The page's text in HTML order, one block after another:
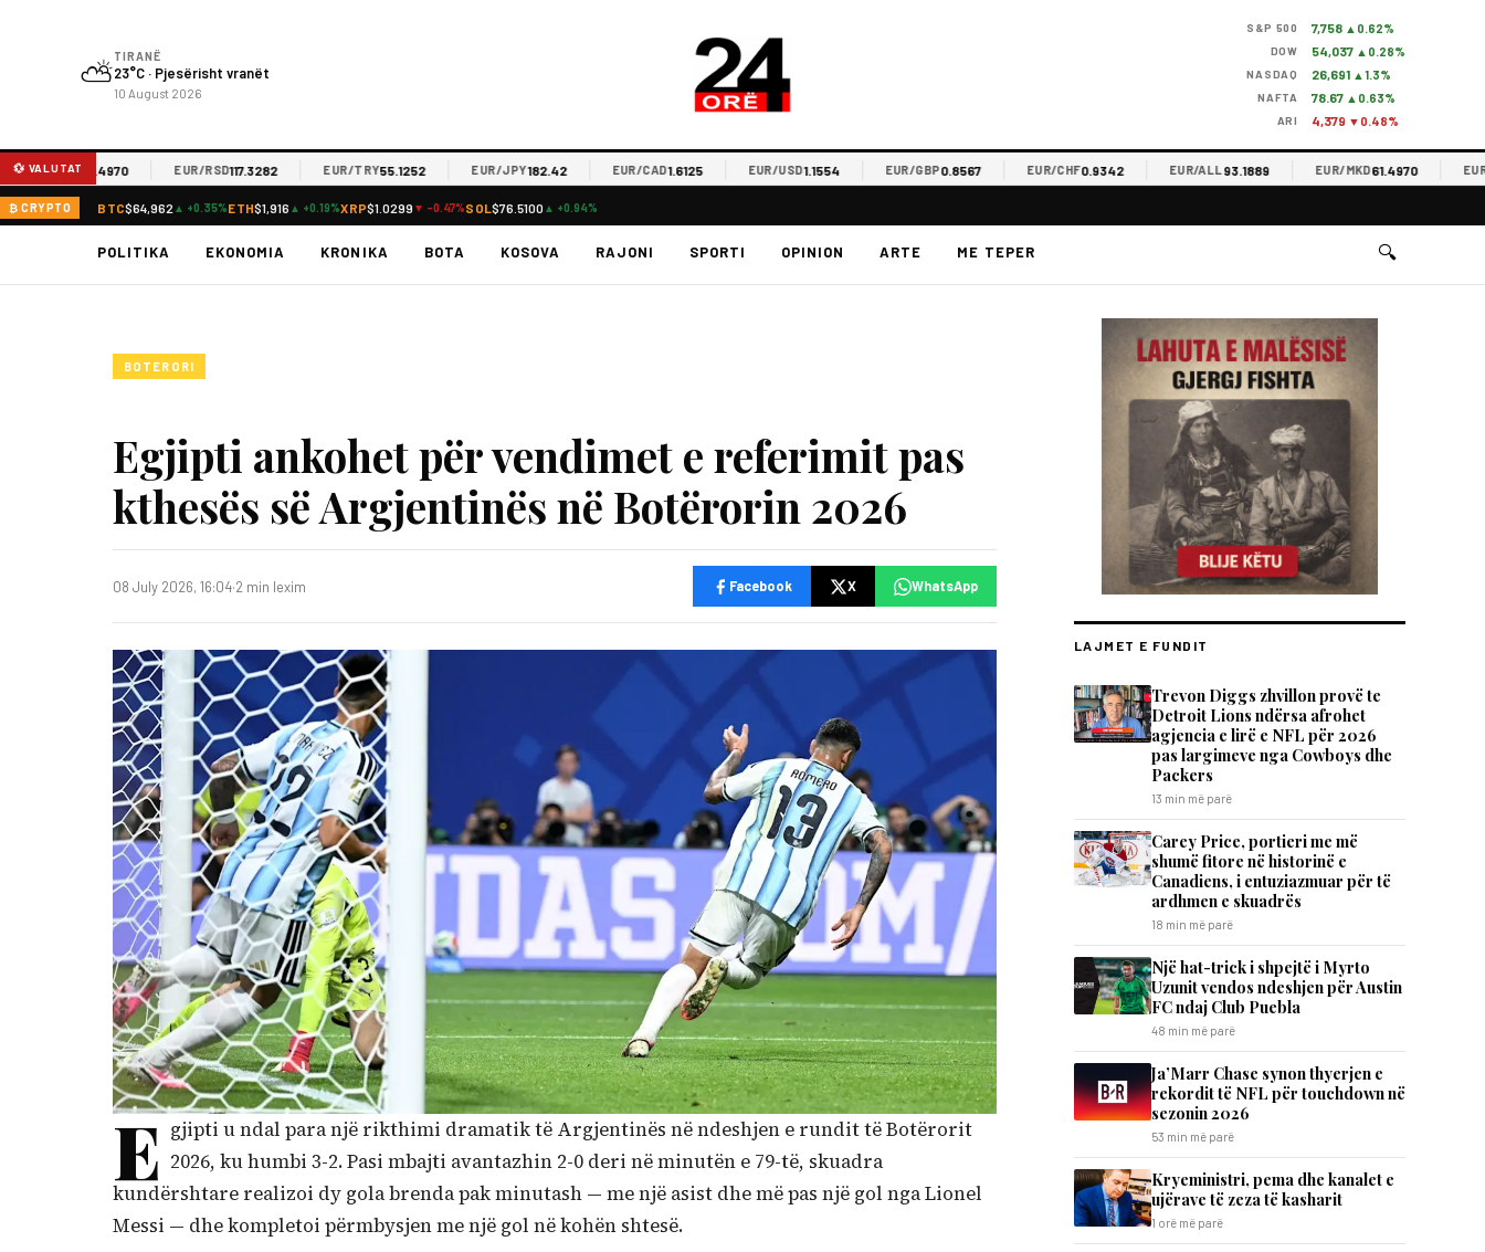
⛅TIRANË
23°C · Pjesërisht vranët
10 August 2026
S&P 500 7,758 ▲0.62%
DOW 54,037 ▲0.28%
NASDAQ 26,691 ▲1.3%
NAFTA 78.67 ▲0.63%
ARI 4,379 ▼0.48%
💱 VALUTAT
MKD61.4970 EUR/RSD117.3282 EUR/TRY55.1252 EUR/JPY182.42 EUR/CAD1.6125 EUR/USD1.1554 EUR/GBP0.8567 EUR/CHF0.9342 EUR/ALL93.1889 EUR/MKD61.4970 EUR/
₿ CRYPTO BTC$64,962 ▲ +0.35%ETH$1,916 ▲ +0.19%XRP$1.0299 ▼ -0.47%SOL$76.5100 ▲ +0.94%
POLITIKA EKONOMIA KRONIKA BOTA KOSOVA RAJONI SPORTI OPINION ARTE ME TEPER 🔍
BOTERORI
Egjipti ankohet për vendimet e referimit pas
kthesës së Argjentinës në Botërorin 2026
08 July 2026, 16:04·2 min lexim Facebook X WhatsApp
E gjipti u ndal para një rikthimi dramatik të Argjentinës në ndeshjen e rundit të Botërorit
2026, ku humbi 3-2. Pasi mbajti avantazhin 2-0 deri në minutën e 79-të, skuadra
kundërshtare realizoi dy gola brenda pak minutash — me një asist dhe më pas një gol nga Lionel
Messi — dhe kompletoi përmbysjen me një gol në kohën shtesë.
LAJMET E FUNDIT
Trevon Diggs zhvillon provë te
Detroit Lions ndërsa afrohet
agjencia e lirë e NFL për 2026
pas largimeve nga Cowboys dhe
Packers
13 min më parë
Carey Price, portieri me më
shumë fitore në historinë e
Canadiens, i entuziazmuar për të
ardhmen e skuadrës
18 min më parë
Një hat-trick i shpejtë i Myrto
Uzunit vendos ndeshjen për Austin
FC ndaj Club Puebla
48 min më parë
Ja’Marr Chase synon thyerjen e
rekordit të NFL për touchdown në
sezonin 2026
53 min më parë
Kryeministri, pema dhe kanalet e
ujërave të zeza të kasharit
1 orë më parë